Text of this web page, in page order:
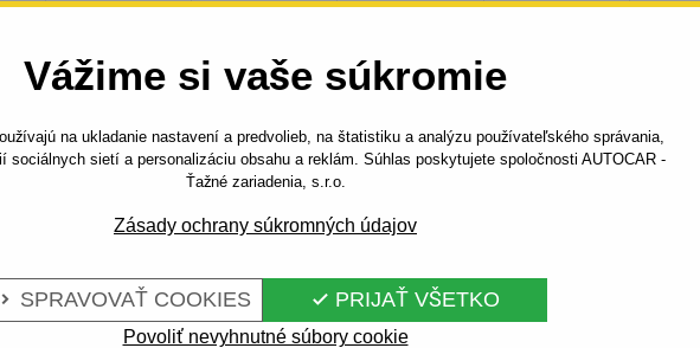
Vážime si vaše súkromie
na ukladanie nastavení a predvolieb, na štatistiku a analýzu používateľského správania,
sociálnych sietí a personalizáciu obsahu a reklám. Súhlas poskytujete spoločnosti AUTOCAR -
Ťažné zariadenia, s.r.o.
Zásady ochrany súkromných údajov
SPRAVOVAŤ COOKIES  PRIJAŤ VŠETKO
Povoliť nevyhnutné súbory cookie
vertikálny bajonetový systém
RENAULT
SYSTÉM
Kód: G 79 V
Renault Captur, SUV. 05.2013 - 11.2019
Výrobca:Auto-Hak